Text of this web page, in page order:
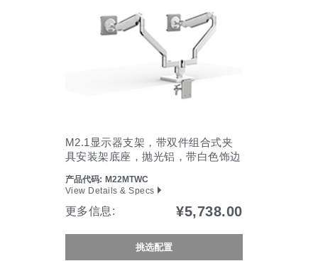
M2.1显示器支架，带双件组合式夹
具安装架底座，抛光铝，带白色饰边
产品代码: M22MTWC
View Details & Specs
更多信息: ¥5,738.00
挑选配置